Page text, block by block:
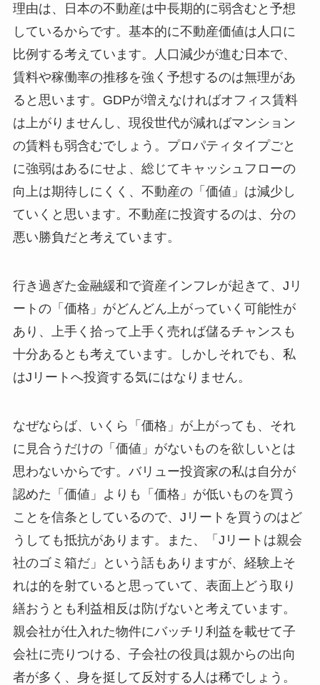
理由は、日本の不動産は中長期的に弱含むと予想
しているからです。基本的に不動産価値は人口に
比例する考えています。人口減少が進む日本で、
賃料や稼働率の推移を強く予想するのは無理があ
ると思います。GDPが増えなければオフィス賃料
は上がりませんし、現役世代が減ればマンション
の賃料も弱含むでしょう。プロパティタイプごと
に強弱はあるにせよ、総じてキャッシュフローの
向上は期待しにくく、不動産の「価値」は減少し
ていくと思います。不動産に投資するのは、分の
悪い勝負だと考えています。
行き過ぎた金融緩和で資産インフレが起きて、Jリ
ートの「価格」がどんどん上がっていく可能性が
あり、上手く拾って上手く売れば儲るチャンスも
十分あるとも考えています。しかしそれでも、私
はJリートへ投資する気にはなりません。
なぜならば、いくら「価格」が上がっても、それ
に見合うだけの「価値」がないものを欲しいとは
思わないからです。バリュー投資家の私は自分が
認めた「価値」よりも「価格」が低いものを買う
ことを信条としているので、Jリートを買うのはど
うしても抵抗があります。また、「Jリートは親会
社のゴミ箱だ」という話もありますが、経験上そ
れは的を射ていると思っていて、表面上どう取り
繕おうとも利益相反は防げないと考えています。
親会社が仕入れた物件にバッチリ利益を載せて子
会社に売りつける、子会社の役員は親からの出向
者が多く、身を挺して反対する人は稀でしょう。